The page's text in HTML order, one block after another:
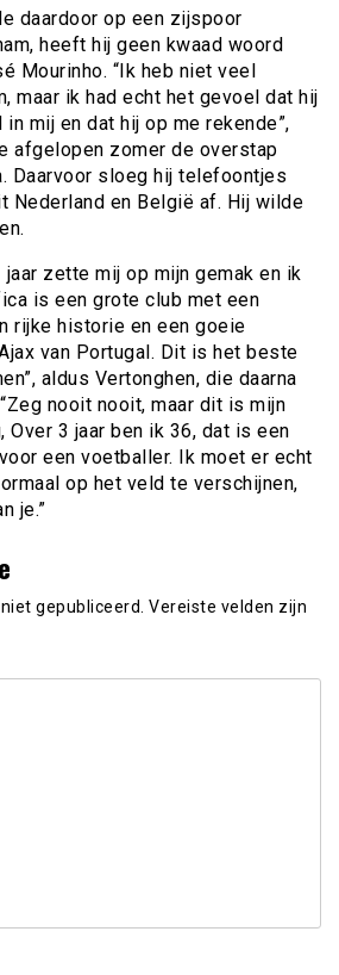
daardoor op een zijspoor
heeft hij geen kwaad woord
Mourinho. “Ik heb niet veel
maar ik had echt het gevoel dat hij
mij en dat hij op me rekende”,
afgelopen zomer de overstap
Daarvoor sloeg hij telefoontjes
Nederland en België af. Hij wilde
jaar zette mij op mijn gemak en ik
is een grote club met een
rijke historie en een goeie
van Portugal. Dit is het beste
aldus Vertonghen, die daarna
nooit nooit, maar dit is mijn
Over 3 jaar ben ik 36, dat is een
een voetballer. Ik moet er echt
op het veld te verschijnen,
je.”
gepubliceerd. Vereiste velden zijn